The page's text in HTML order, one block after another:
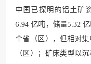
中国已探明的铝土矿
6.94 亿吨，储量5.32
个省（区），但相对
（区）；矿床类型以